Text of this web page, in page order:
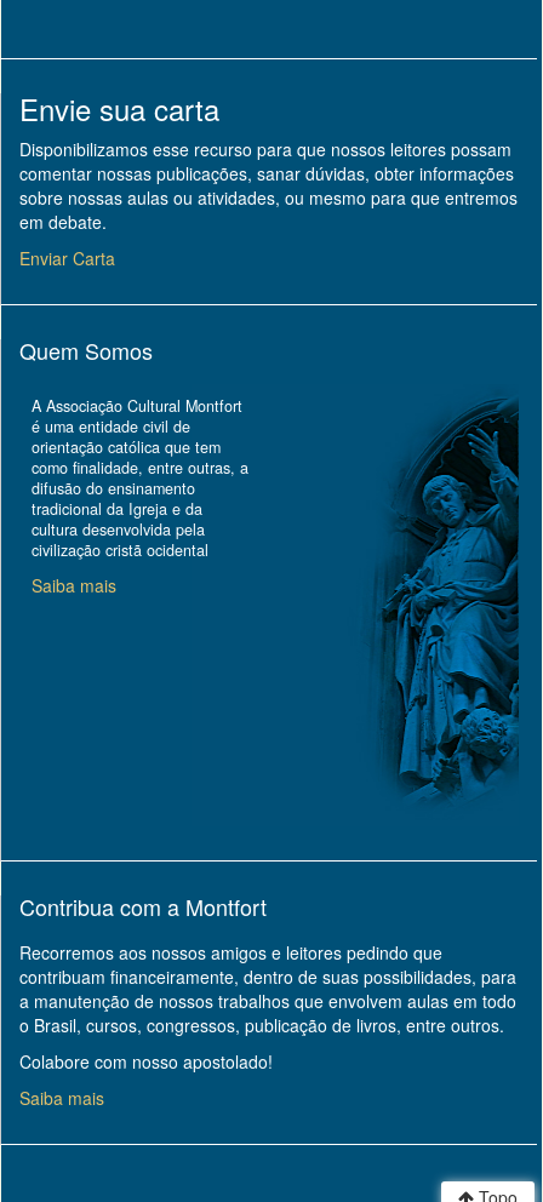
Envie sua carta
Disponibilizamos esse recurso para que nossos leitores possam
comentar nossas publicações, sanar dúvidas, obter informações
sobre nossas aulas ou atividades, ou mesmo para que entremos
em debate.
Enviar Carta
Quem Somos
A Associação Cultural Montfort
é uma entidade civil de
orientação católica que tem
como finalidade, entre outras, a
difusão do ensinamento
tradicional da Igreja e da
cultura desenvolvida pela
civilização cristã ocidental
Saiba mais
Contribua com a Montfort
Recorremos aos nossos amigos e leitores pedindo que
contribuam financeiramente, dentro de suas possibilidades, para
a manutenção de nossos trabalhos que envolvem aulas em todo
o Brasil, cursos, congressos, publicação de livros, entre outros.
Colabore com nosso apostolado!
Saiba mais